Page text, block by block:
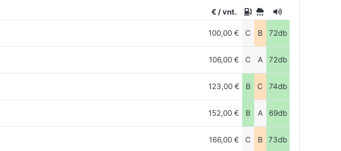
€ / vnt.
100,00 € C B 72db
106,00 € C A 72db
123,00 € B C 74db
152,00 € B A 69db
166,00 € C B 73db